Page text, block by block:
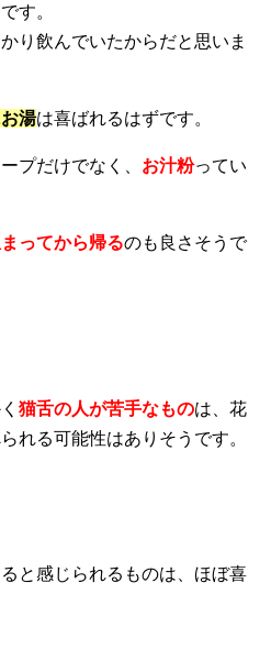
す。
り飲んでいたからだと思いま
湯は喜ばれるはずです。
プだけでなく、 お汁粉ってい
ってから帰るのも良さそうで
猫舌の人が苦手なものは、花
れる可能性はありそうです。
と感じられるものは、ほぼ喜